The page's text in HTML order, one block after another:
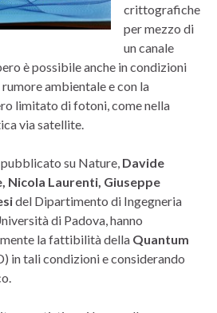
crittografiche
per mezzo di
un canale
è possibile anche in condizioni
ambientale e con la
limitato di fotoni, come nella
via satellite.
su Nature, Davide
Nicola Laurenti, Giuseppe
del Dipartimento di Ingegneria
di Padova, hanno
la fattibilità della Quantum
in tali condizioni e considerando